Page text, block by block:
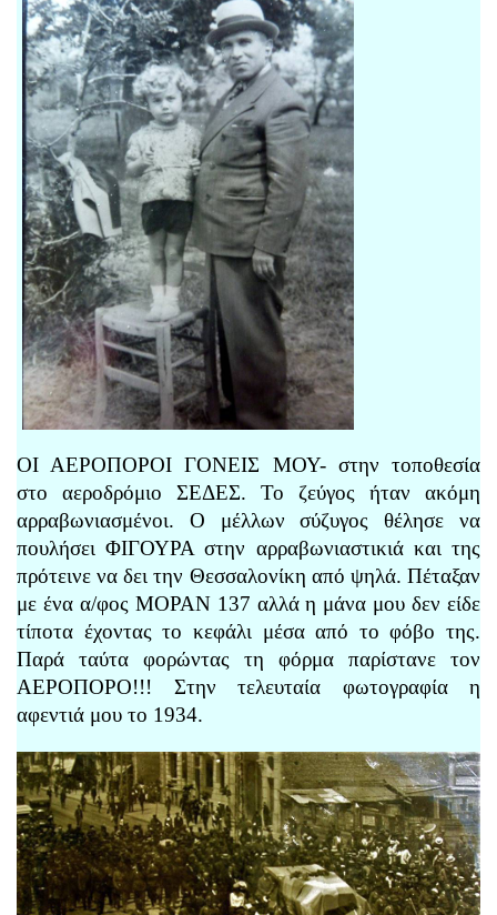
ΟΙ ΑΕΡΟΠΟΡΟΙ ΓΟΝΕΙΣ ΜΟΥ- στην τοποθεσία
στο αεροδρόμιο ΣΕΔΕΣ. Το ζεύγος ήταν ακόμη
αρραβωνιασμένοι. Ο μέλλων σύζυγος θέλησε να
πουλήσει ΦΙΓΟΥΡΑ στην αρραβωνιαστικιά και της
πρότεινε να δει την Θεσσαλονίκη από ψηλά. Πέταξαν
με ένα α/φος ΜΟΡΑΝ 137 αλλά η μάνα μου δεν είδε
τίποτα έχοντας το κεφάλι μέσα από το φόβο της.
Παρά ταύτα φορώντας τη φόρμα παρίστανε τον
ΑΕΡΟΠΟΡΟ!!! Στην τελευταία φωτογραφία η
αφεντιά μου το 1934.